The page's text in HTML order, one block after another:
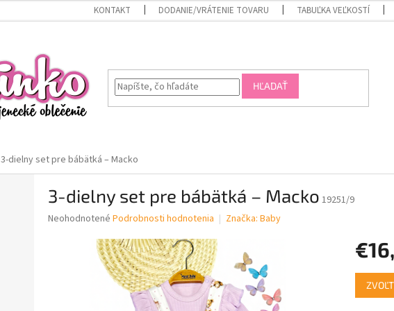
KONTAKT DODANIE/VRÁTENIE TOVARU TABUĽKA VEĽKOSTÍ
HĽADAŤ
3-dielny set pre bábätká – Macko
3-dielny set pre bábätká – Macko 19251/9
Priemerné
Neohodnotené Podrobnosti hodnotenia Značka: Baby
cena: